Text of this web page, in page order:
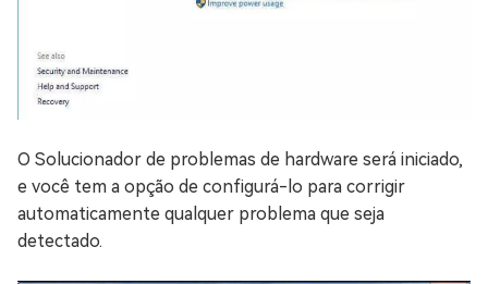
O Solucionador de problemas de hardware será iniciado,
e você tem a opção de configurá-lo para corrigir
automaticamente qualquer problema que seja
detectado.